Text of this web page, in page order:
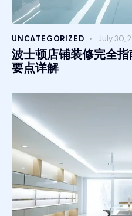
UNCATEGORIZED July 30,
波士顿店铺装修完全
要点详解